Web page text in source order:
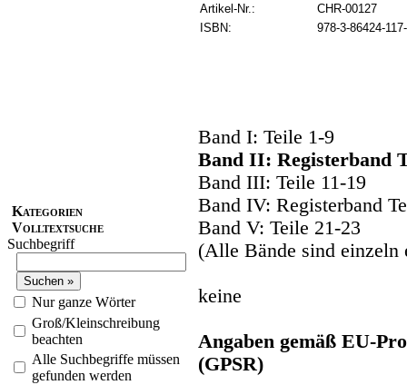
Kategorien
Volltextsuche
Suchbegriff
Nur ganze Wörter
Groß/Kleinschreibung
beachten
Alle Suchbegriffe müssen
gefunden werden
Artikel-Nr.:
CHR-00127
ISBN:
978-3-86424-
Band I: Teile 1-9
Band II: Registerband
Band III: Teile 11-19
Band IV: Registerband
Band V: Teile 21-23
(Alle Bände sind einzeln
keine
Angaben gemäß EU-
(GPSR)